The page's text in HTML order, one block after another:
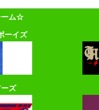
ーム☆
ーイズ
ズ